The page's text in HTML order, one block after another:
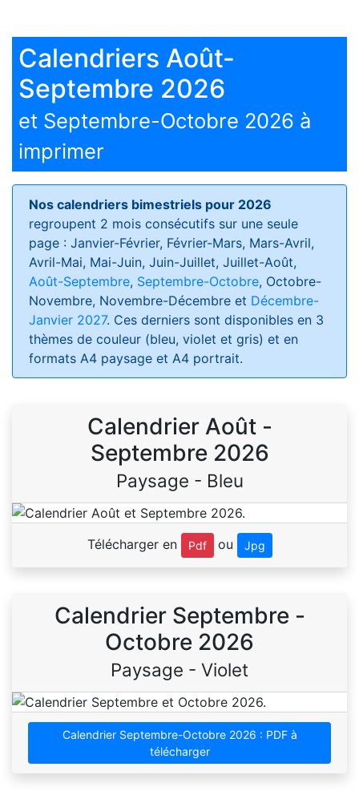
Calendriers Août-
Septembre 2026
et Septembre-Octobre 2026 à
imprimer
Nos calendriers bimestriels pour 2026
regroupent 2 mois consécutifs sur une seule
page : Janvier-Février, Février-Mars, Mars-Avril,
Avril-Mai, Mai-Juin, Juin-Juillet, Juillet-Août,
Août-Septembre, Septembre-Octobre, Octobre-
Novembre, Novembre-Décembre et Décembre-
Janvier 2027. Ces derniers sont disponibles en 3
thèmes de couleur (bleu, violet et gris) et en
formats A4 paysage et A4 portrait.
Calendrier Août -
Septembre 2026
Paysage - Bleu
Télécharger en Pdf ou Jpg
Calendrier Septembre -
Octobre 2026
Paysage - Violet
Calendrier Septembre-Octobre 2026 : PDF à
télécharger